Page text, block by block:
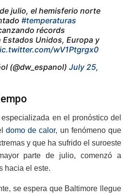
julio, el hemisferio norte
#temperaturas
récords
Unidos, Europa y
wV1Ptgrgx0
(@dw_espanol) July 25,
en el pronóstico del
domo de calor, un fenómeno que
y que ha sufrido el suroeste
parte de julio, comenzó a
hacia el este.
se espera que Baltimore llegue